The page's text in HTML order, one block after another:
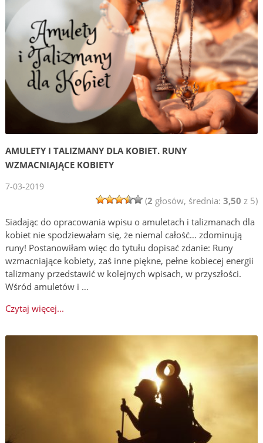
AMULETY I TALIZMANY DLA KOBIET. RUNY
WZMACNIAJĄCE KOBIETY
7-03-2019
(2 głosów, średnia: 3,50 z 5)
Siadając do opracowania wpisu o amuletach i talizmanach dla
kobiet nie spodziewałam się, że niemal całość… zdominują
runy! Postanowiłam więc do tytułu dopisać zdanie: Runy
wzmacniające kobiety, zaś inne piękne, pełne kobiecej energii
talizmany przedstawić w kolejnych wpisach, w przyszłości.
Wśród amuletów i …
Czytaj więcej...